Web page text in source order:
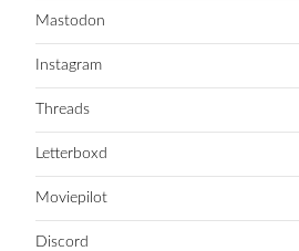
Mastodon
Instagram
Threads
Letterboxd
Moviepilot
Discord